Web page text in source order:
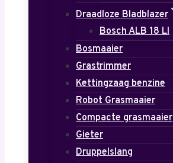
Draadloze Bladblazer
Bosch ALB 18 LI
Bosmaaier
Grastrimmer
Kettingzaag benzine
Robot Grasmaaier
Compacte grasmaaier
Gieter
Druppelslang